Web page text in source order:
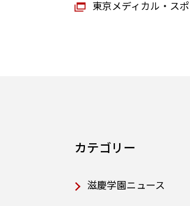
東京メディカル・ス
カテゴリー
滋慶学園ニュース